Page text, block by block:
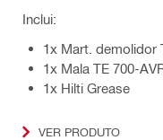
Inclui:
1x Mart. demolidor
1x Mala TE 700-
1x Hilti Grease
VER PRODUTO